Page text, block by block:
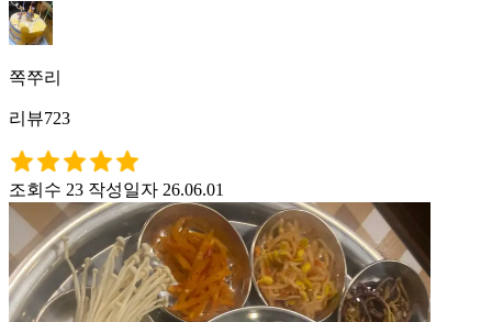
쪽쭈리
리뷰723
조회수 23 작성일자 26.06.01